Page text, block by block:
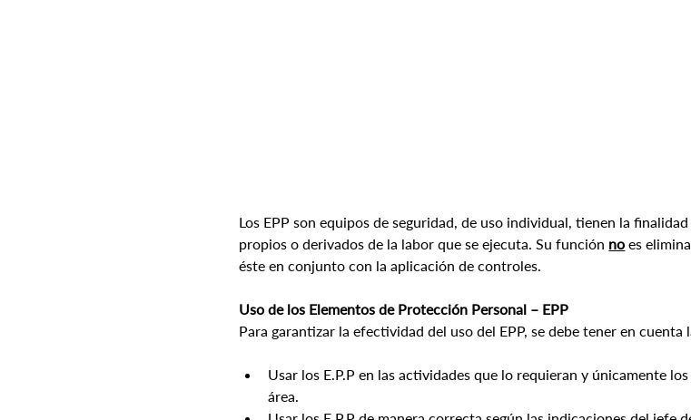
Los EPP son equipos de seguridad, de uso individual, tienen la
propios o derivados de la labor que se ejecuta. Su función no es
éste en conjunto con la aplicación de controles.
Uso de los Elementos de Protección Personal – EPP
Para garantizar la efectividad del uso del EPP, se debe tener en cuenta
Usar los E.P.P en las actividades que lo requieran y únicamente
área.